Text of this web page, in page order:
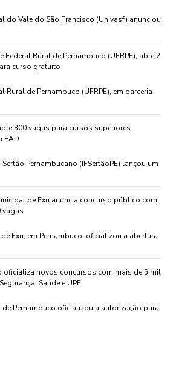
do Vale do São Francisco (Univasf) anunciou
Federal Rural de Pernambuco (UFRPE), abre 2
curso gratuito
Rural de Pernambuco (UFRPE), em parceria
300 vagas para cursos superiores
EAD
Pernambucano (IFSertãoPE) lançou um
de Exu anuncia concurso público com
vagas
Exu, em Pernambuco, oficializou a abertura
oficializa novos concursos com mais de 5 mil
Saúde e UPE
Pernambuco oficializou a autorização para